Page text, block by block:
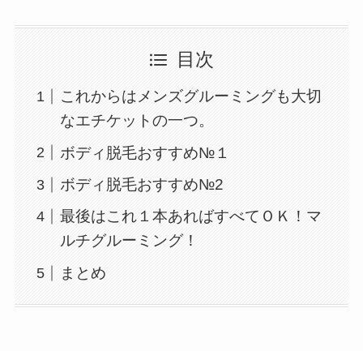
目次
これからはメンズグルーミングも大切
なエチケットの一つ。
ボディ脱毛おすすめ№１
ボディ脱毛おすすめ№2
最後はこれ１本あればすべてＯＫ！マ
ルチグルーミング！
まとめ